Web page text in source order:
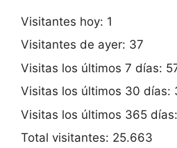
Visitantes hoy: 1
Visitantes de ayer: 37
Visitas los últimos 7 días:
Visitas los últimos 30 días:
Visitas los últimos 365 días:
Total visitantes: 25.663